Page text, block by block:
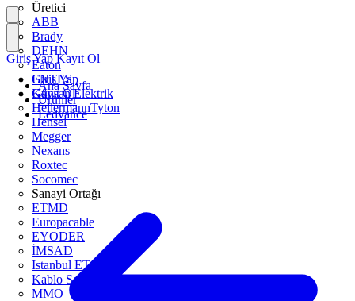
Üretici
ABB
Brady
DEHN
Eaton
ENTES
Günsan Elektrik
HellermannTyton
Hensel
Megger
Nexans
Roxtec
Socomec
Sanayi Ortağı
ETMD
Europacable
EYODER
İMSAD
Istanbul ETO
Kablo Sanayicileri Derneği
MMO
Giriş Yap
Kayıt Ol
Giriş Yap Kayıt Ol
Ana Sayfa
Ürünler
Ledvance